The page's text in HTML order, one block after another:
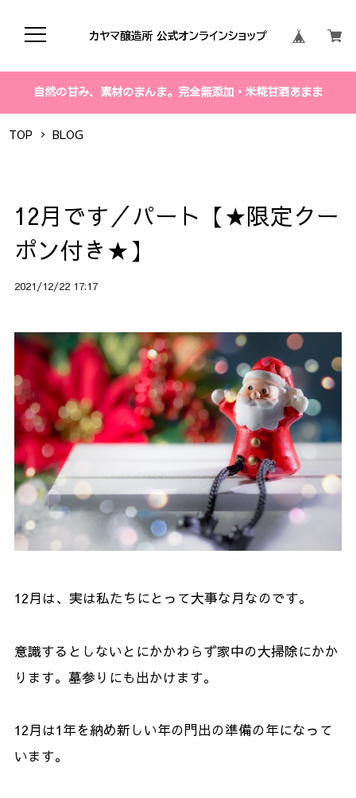
自然の甘み、素材のまんま。完全無添加・米糀甘酒あまま
TOP BLOG
12月です／パート【★限定クー
ポン付き★】
2021/12/22 17:17
12月は、実は私たちにとって大事な月なのです。
意識するとしないとにかかわらず家中の大掃除にかか
ります。墓参りにも出かけます。
12月は1年を納め新しい年の門出の準備の年になって
います。